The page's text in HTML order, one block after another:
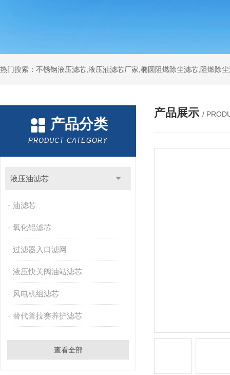
热门搜索：不锈钢液压滤芯,液压油滤芯厂家,椭圆阻燃除尘滤芯,阻燃除
产品分类
PRODUCT CATEGORY
液压油滤芯
油滤芯
氧化铝滤芯
过滤器入口滤网
液压快关阀油站滤芯
风电机组滤芯
替代普拉赛养护滤芯
查看全部
产品展示 /